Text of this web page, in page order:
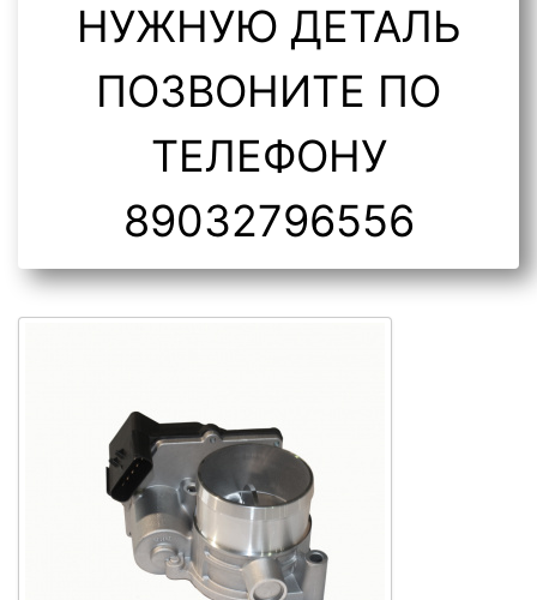
НУЖНУЮ ДЕТАЛЬ
ПОЗВОНИТЕ ПО
ТЕЛЕФОНУ
89032796556